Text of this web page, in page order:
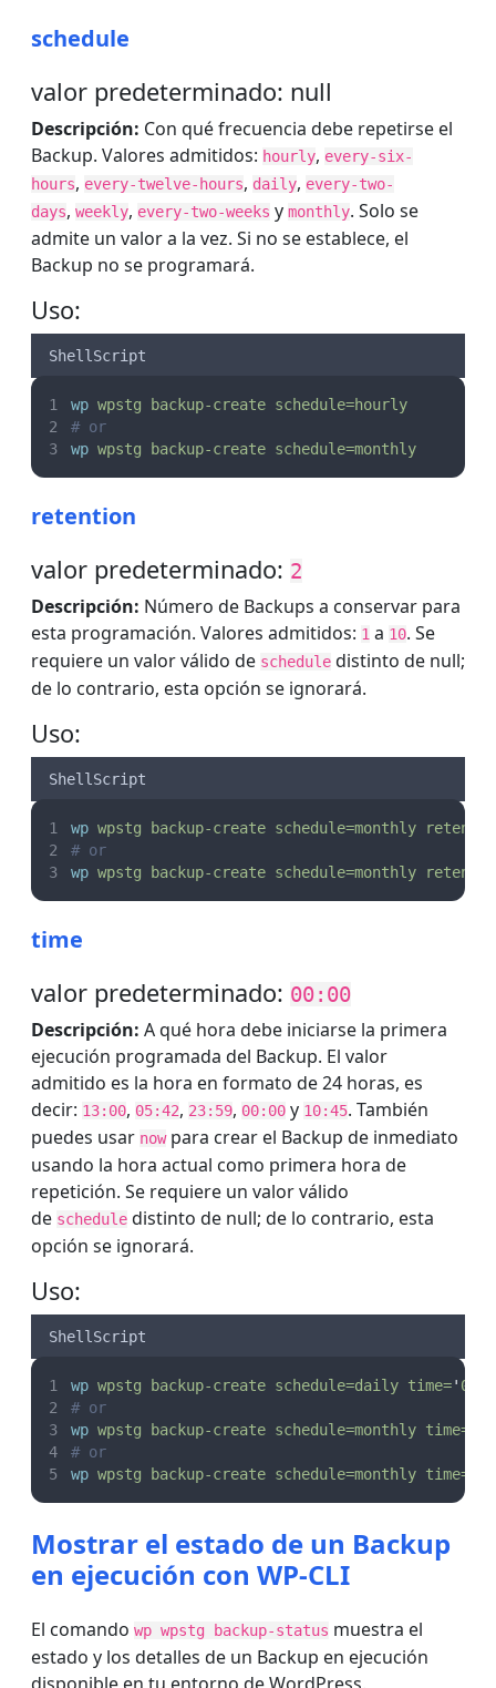
schedule
valor predeterminado: null
Descripción: Con qué frecuencia debe repetirse el
Backup. Valores admitidos: hourly, every-six-
hours, every-twelve-hours, daily, every-two-
days, weekly, every-two-weeks y monthly. Solo se
admite un valor a la vez. Si no se establece, el
Backup no se programará.
Uso:
ShellScript
wp wpstg backup-create schedule=hourly
# or
wp wpstg backup-create schedule=monthly
retention
valor predeterminado: 2
Descripción: Número de Backups a conservar para
esta programación. Valores admitidos: 1 a 10. Se
requiere un valor válido de schedule distinto de null;
de lo contrario, esta opción se ignorará.
Uso:
ShellScript
wp wpstg backup-create schedule=monthly
# or
wp wpstg backup-create schedule=monthly
time
valor predeterminado: 00:00
Descripción: A qué hora debe iniciarse la primera
ejecución programada del Backup. El valor
admitido es la hora en formato de 24 horas, es
decir: 13:00, 05:42, 23:59, 00:00 y 10:45. También
puedes usar nowpara crear el Backup de inmediato
usando la hora actual como primera hora de
repetición. Se requiere un valor válido
de schedule distinto de null; de lo contrario, esta
opción se ignorará.
Uso:
ShellScript
wp wpstg backup-create schedule=daily time='
# or
wp wpstg backup-create schedule=monthly time=
# or
wp wpstg backup-create schedule=monthly time=
Mostrar el estado de un Backup
en ejecución con WP-CLI
El comando wp wpstg backup-status muestra el
estado y los detalles de un Backup en ejecución